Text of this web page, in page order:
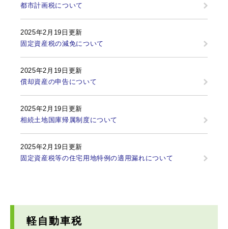
都市計画税について
2025年2月19日更新
固定資産税の減免について
2025年2月19日更新
償却資産の申告について
2025年2月19日更新
相続土地国庫帰属制度について
2025年2月19日更新
固定資産税等の住宅用地特例の適用漏れについて
軽自動車税